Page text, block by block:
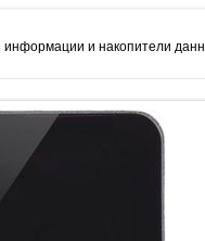
информации и накопители